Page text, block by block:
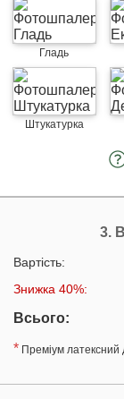
Гладь
Штукатурка
3.
Вартість:
Знижка 40%:
Всього:
* Преміум латексний